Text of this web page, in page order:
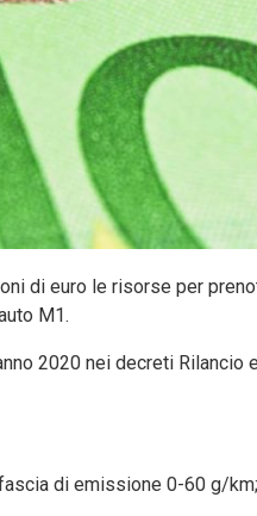
di euro le risorse per
M1.
2020 nei decreti Rilancio
di emissione 0-60 g/km;